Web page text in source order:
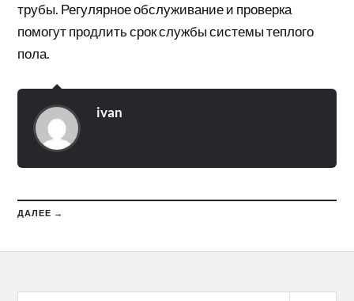
трубы. Регулярное обслуживание и проверка
помогут продлить срок службы системы теплого
пола.
ivan
ДАЛЕЕ →